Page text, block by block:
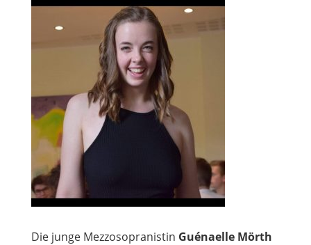
Die junge Mezzosopranistin Guénaelle Mörth